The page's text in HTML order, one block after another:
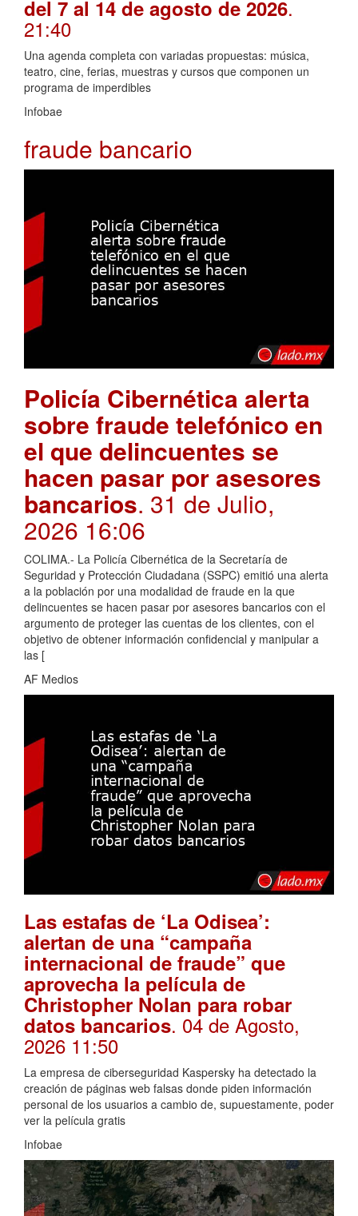
del 7 al 14 de agosto de 2026.
21:40
Una agenda completa con variadas propuestas: música,
teatro, cine, ferias, muestras y cursos que componen un
programa de imperdibles
Infobae
fraude bancario
Policía Cibernética alerta
sobre fraude telefónico en
el que delincuentes se
hacen pasar por asesores
bancarios. 31 de Julio,
2026 16:06
COLIMA.- La Policía Cibernética de la Secretaría de
Seguridad y Protección Ciudadana (SSPC) emitió una alerta
a la población por una modalidad de fraude en la que
delincuentes se hacen pasar por asesores bancarios con el
argumento de proteger las cuentas de los clientes, con el
objetivo de obtener información confidencial y manipular a
las [
AF Medios
Las estafas de ‘La Odisea’:
alertan de una “campaña
internacional de fraude” que
aprovecha la película de
Christopher Nolan para robar
datos bancarios. 04 de Agosto,
2026 11:50
La empresa de ciberseguridad Kaspersky ha detectado la
creación de páginas web falsas donde piden información
personal de los usuarios a cambio de, supuestamente, poder
ver la película gratis
Infobae